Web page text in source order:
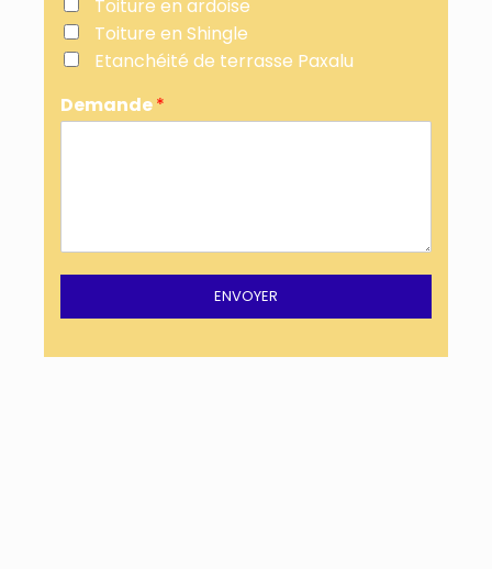
Toiture en ardoise
Toiture en Shingle
Etanchéité de terrasse Paxalu
Demande*
ENVOYER